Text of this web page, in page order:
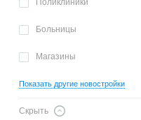
Поликлиники
Больницы
Магазины
Показать другие новостройки
Скрыть